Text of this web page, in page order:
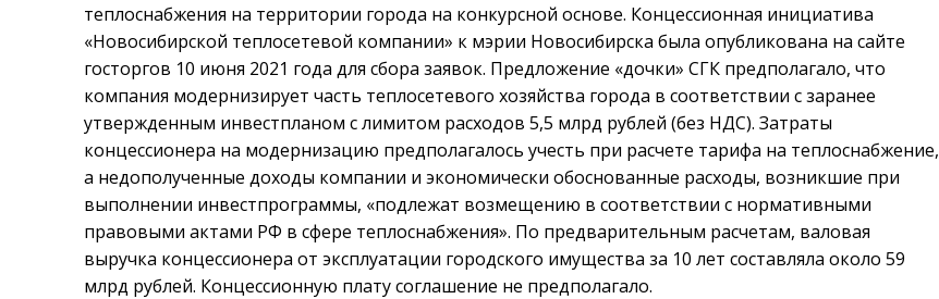
теплоснабжения на территории города на конкурсной основе. Концессионная инициатива
«Новосибирской теплосетевой компании» к мэрии Новосибирска была опубликована на сайте
госторгов 10 июня 2021 года для сбора заявок. Предложение «дочки» СГК предполагало, что
компания модернизирует часть теплосетевого хозяйства города в соответствии с заранее
утвержденным инвестпланом с лимитом расходов 5,5 млрд рублей (без НДС). Затраты
концессионера на модернизацию предполагалось учесть при расчете тарифа на теплоснабжение,
а недополученные доходы компании и экономически обоснованные расходы, возникшие при
выполнении инвестпрограммы, «подлежат возмещению в соответствии с нормативными
правовыми актами РФ в сфере теплоснабжения». По предварительным расчетам, валовая
выручка концессионера от эксплуатации городского имущества за 10 лет составляла около 59
млрд рублей. Концессионную плату соглашение не предполагало.